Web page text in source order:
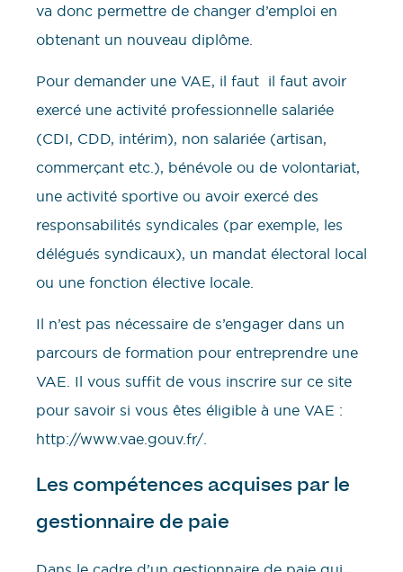
va donc permettre de changer d’emploi en
obtenant un nouveau diplôme.
Pour demander une VAE, il faut il faut avoir
exercé une activité professionnelle salariée
(CDI, CDD, intérim), non salariée (artisan,
commerçant etc.), bénévole ou de volontariat,
une activité sportive ou avoir exercé des
responsabilités syndicales (par exemple, les
délégués syndicaux), un mandat électoral local
ou une fonction élective locale.
Il n’est pas nécessaire de s’engager dans un
parcours de formation pour entreprendre une
VAE. Il vous suffit de vous inscrire sur ce site
pour savoir si vous êtes éligible à une VAE :
http://www.vae.gouv.fr/.
Les compétences acquises par le
gestionnaire de paie